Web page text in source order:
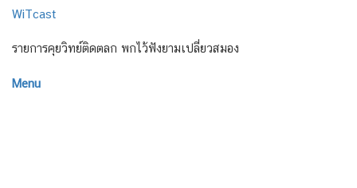
WiTcast
รายการคุยวิทย์ติดตลก พกไว้ฟังยามเปลี่ยวสมอง
Menu